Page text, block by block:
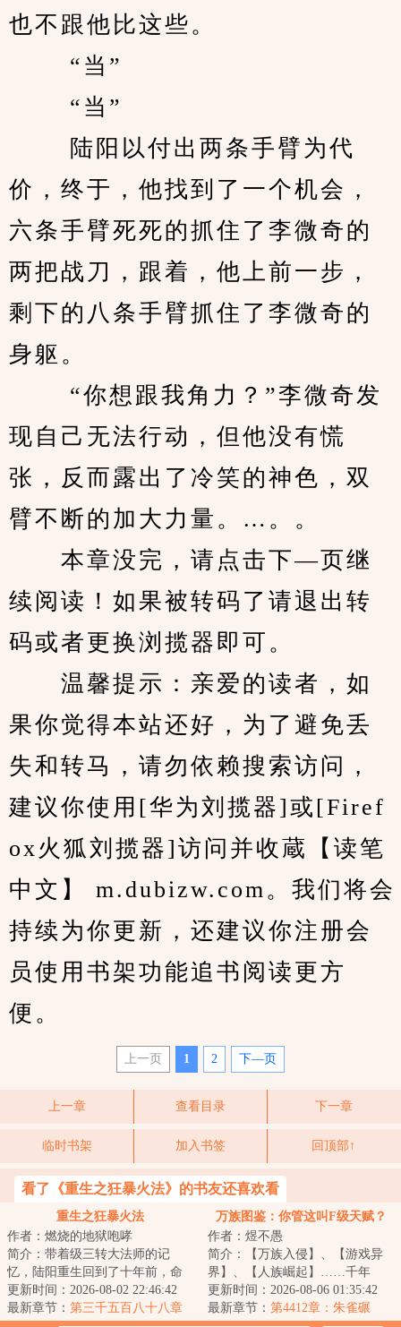
也不跟他比这些。
“当”
“当”
价，终于，他找到了一个机会，
六条手臂死死的抓住了李微奇的
两把战刀，跟着，他上前一步，
剩下的八条手臂抓住了李微奇的
身躯。
现自己无法行动，但他没有慌
张，反而露出了冷笑的神色，双
臂不断的加大力量。…。。
本章没完，请点击下—页继
续阅读！如果被转码了请退出转
码或者更换浏揽器即可。
温馨提示：亲爱的读者，如
果你觉得本站还好，为了避免丢
失和转马，请勿依赖搜索访问，
建议你使用[华为刘揽器]或[Firef
ox火狐刘揽器]访问并收蔵【读笔
中文】 m.dubizw.com。我们将会
持续为你更新，还建议你注册会
员使用书架功能追书阅读更方
便。
上一页 1 2 下—页
上一章 查看目录 下一章
临时书架 加入书签 回顶部↑
看了《重生之狂暴火法》的书友还喜欢看
重生之狂暴火法
作者：燃烧的地狱咆哮
简介：带着级三转大法师的记
忆，陆阳重生回到了十年前，命
运跟他开了一个玩笑，曾经失去
过的，被夺走的，...
更新时间：2026-08-02 22:46:42
最新章节： 第三千五百八十八章
万族图鉴：你管这叫F级天赋？
作者：煜不愚
简介：【万族入侵】、【游戏异
界】、【人族崛起】……千年
前，昊天塔降临蓝星，万族入
侵，以樱花国覆灭开...
更新时间：2026-08-06 01:35:42
最新章节： 第4412章：朱雀碾